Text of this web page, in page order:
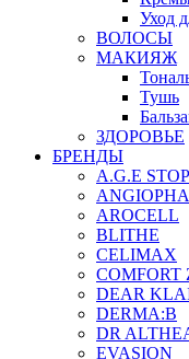
Уход
ВОЛОСЫ
МАКИЯЖ
Тушь
ЗДОРОВЬЕ
БРЕНДЫ
A.G.E STOP
AROCELL
BLITHE
CELIMAX
COMFORT
DEAR
DERMA:B
DR
EVASION